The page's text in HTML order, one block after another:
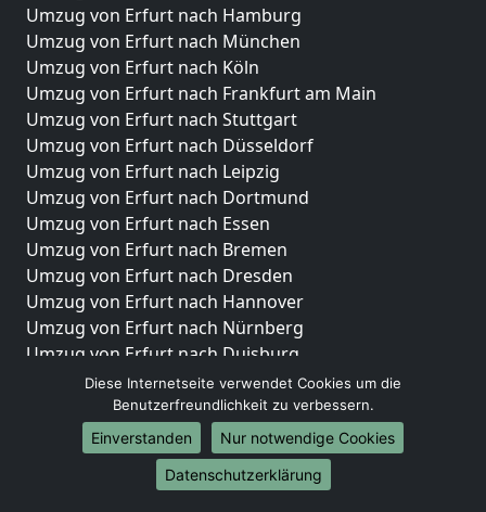
Umzug von Erfurt nach Hamburg
Umzug von Erfurt nach München
Umzug von Erfurt nach Köln
Umzug von Erfurt nach Frankfurt am Main
Umzug von Erfurt nach Stuttgart
Umzug von Erfurt nach Düsseldorf
Umzug von Erfurt nach Leipzig
Umzug von Erfurt nach Dortmund
Umzug von Erfurt nach Essen
Umzug von Erfurt nach Bremen
Umzug von Erfurt nach Dresden
Umzug von Erfurt nach Hannover
Umzug von Erfurt nach Nürnberg
Umzug von Erfurt nach Duisburg
Umzug von Erfurt nach Bochum
Umzug von Erfurt nach Wuppertal
Umzug von Erfurt nach Bielefeld
Umzug von Erfurt nach Bonn
Umzug von Erfurt nach Münster
Diese Internetseite verwendet Cookies um die
Benutzerfreundlichkeit zu verbessern.
Einverstanden
Nur notwendige Cookies
Datenschutzerklärung